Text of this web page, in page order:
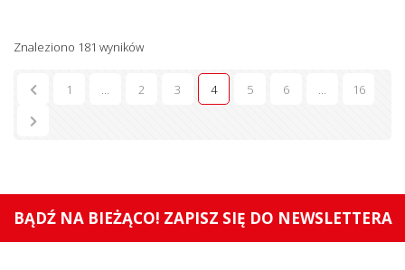
Znaleziono 181 wyników
1 2 3 4 5 6 16
BĄDŹ NA BIEŻĄCO! ZAPISZ SIĘ DO NEWSLETTERA